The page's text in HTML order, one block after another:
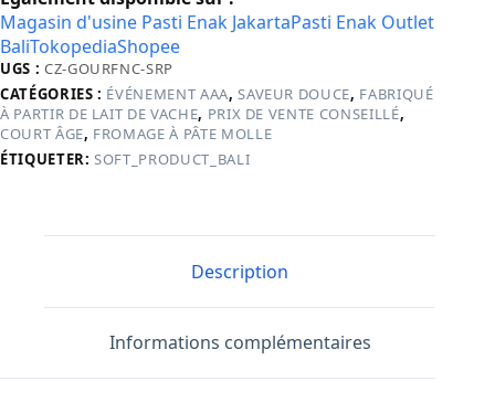
Magasin d'usine Pasti Enak JakartaPasti Enak Outlet
BaliTokopediaShopee
UGS : CZ-GOURFNC-SRP
CATÉGORIES : ÉVÉNEMENT AAA,SAVEUR DOUCE, FABRIQUÉ
À PARTIR DE LAIT DE VACHE, PRIX DE VENTE CONSEILLÉ,
COURT ÂGE, FROMAGE À PÂTE MOLLE
ÉTIQUETER:SOFT_PRODUCT_BALI
Description
Informations complémentaires